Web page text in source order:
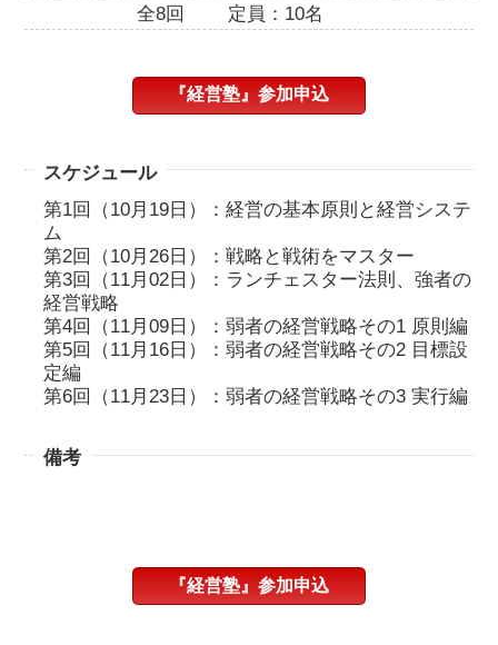
全8回
定員：10名
『経営塾』参加申込
スケジュール
第1回（10月19日）：経営の基本原則と経営システ
ム
第2回（10月26日）：戦略と戦術をマスター
第3回（11月02日）：ランチェスター法則、強者の
経営戦略
第4回（11月09日）：弱者の経営戦略その1 原則編
第5回（11月16日）：弱者の経営戦略その2 目標設
定編
第6回（11月23日）：弱者の経営戦略その3 実行編
備考
『経営塾』参加申込